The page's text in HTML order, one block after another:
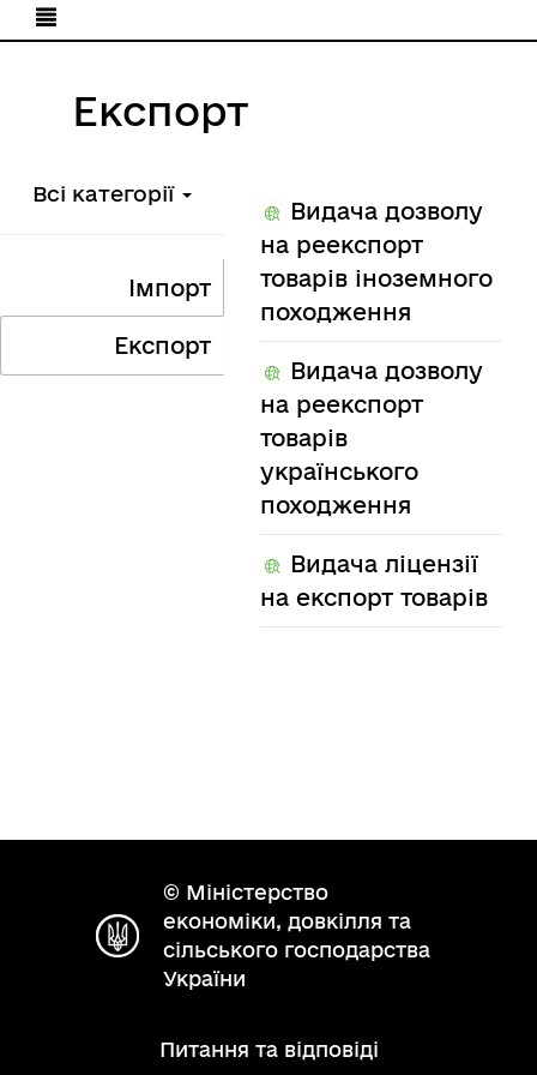
Експорт
Всі категорії
Імпорт
Експорт
Видача дозволу
на реекспорт
товарів іноземного
походження
Видача дозволу
на реекспорт
товарів
українського
походження
Видача ліцензії
на експорт товарів
© Міністерство
економіки, довкілля та
сільського господарства
України
Питання та відповіді